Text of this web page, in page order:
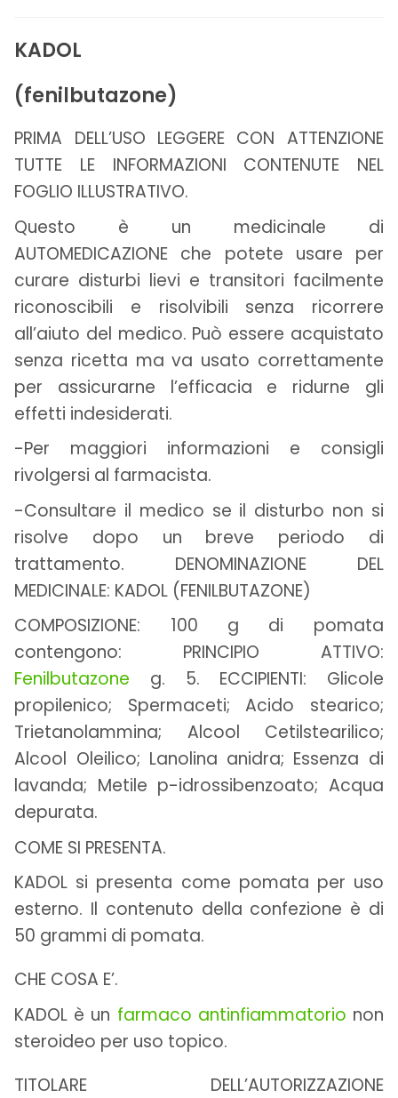
KADOL
(fenilbutazone)
PRIMA DELL’USO LEGGERE CON ATTENZIONE
TUTTE LE INFORMAZIONI CONTENUTE NEL
FOGLIO ILLUSTRATIVO.
Questo è un medicinale di
AUTOMEDICAZIONE che potete usare per
curare disturbi lievi e transitori facilmente
riconoscibili e risolvibili senza ricorrere
all’aiuto del medico. Può essere acquistato
senza ricetta ma va usato correttamente
per assicurarne l’efficacia e ridurne gli
effetti indesiderati.
-Per maggiori informazioni e consigli
rivolgersi al farmacista.
-Consultare il medico se il disturbo non si
risolve dopo un breve periodo di
trattamento. DENOMINAZIONE DEL
MEDICINALE: KADOL (FENILBUTAZONE)
COMPOSIZIONE: 100 g di pomata
contengono: PRINCIPIO ATTIVO:
Fenilbutazone g. 5. ECCIPIENTI: Glicole
propilenico; Spermaceti; Acido stearico;
Trietanolammina; Alcool Cetilstearilico;
Alcool Oleilico; Lanolina anidra; Essenza di
lavanda; Metile p-idrossibenzoato; Acqua
depurata.
COME SI PRESENTA.
KADOL si presenta come pomata per uso
esterno. Il contenuto della confezione è di
50 grammi di pomata.
CHE COSA E’.
KADOL è un farmaco antinfiammatorio non
steroideo per uso topico.
TITOLARE DELL’AUTORIZZAZIONE